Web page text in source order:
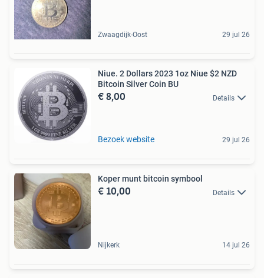
Zwaagdijk-Oost 29 jul 26
Niue. 2 Dollars 2023 1oz Niue $2 NZD
Bitcoin Silver Coin BU
€ 8,00 Details
Bezoek website 29 jul 26
Koper munt bitcoin symbool
€ 10,00 Details
Nijkerk 14 jul 26